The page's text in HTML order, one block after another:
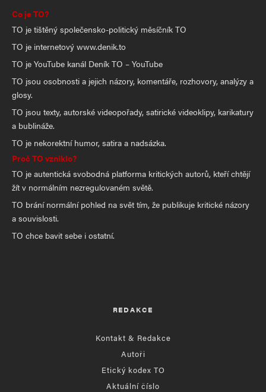
Co je TO?
TO je tištěný společensko-politický měsíčník TO
TO je internetový www.denik.to
TO je YouTube kanál Deník TO – YouTube
TO jsou osobnosti a jejich názory, komentáře, rozhovory, analýzy a
glosy.
TO jsou texty, autorské videopořady, satirické videoklipy, karikatury
a bublináže.
TO je nekorektní humor, satira a nadsázka.
Proč TO vzniklo?
TO je autentická svobodná platforma kritických autorů, kteří chtějí
žít v normálním nezregulovaném světě.
TO brání normální pohled na svět tím, že publikuje kritické názory
a souvislosti.
TO chce bavit sebe i ostatní.
REDAKCE
Kontakt & Redakce
Autoři
Etický kodex TO
Aktuální číslo